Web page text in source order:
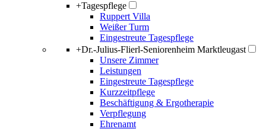
+Tagespflege
Ruppert Villa
Weißer Turm
Eingestreute Tagespflege
+Dr.-Julius-Flierl-Seniorenheim Marktleugast
Unsere Zimmer
Leistungen
Eingestreute Tagespflege
Kurzzeitpflege
Beschäftigung & Ergotherapie
Verpflegung
Ehrenamt